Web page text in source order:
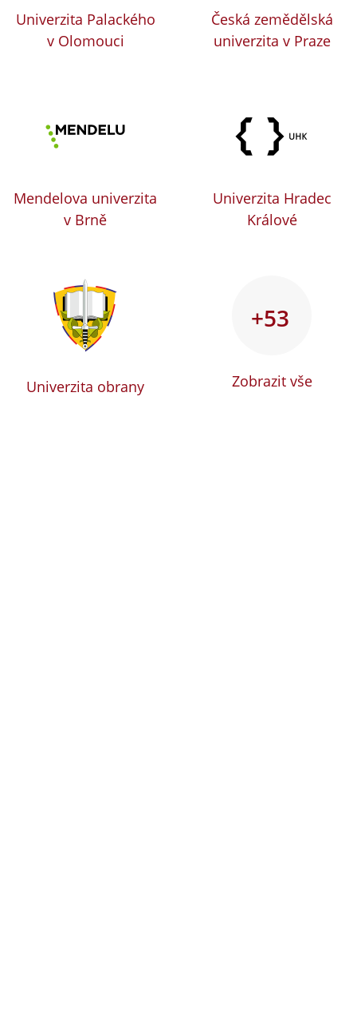
Univerzita Palackého
v Olomouci
Česká zemědělská
univerzita v Praze
Mendelova univerzita
v Brně
Univerzita Hradec
Králové
Univerzita obrany
+53
Zobrazit vše